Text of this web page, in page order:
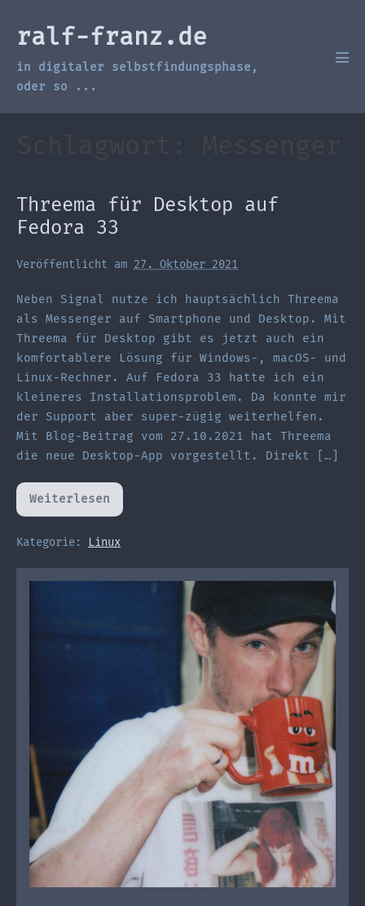
Inhalt
springen
ralf-franz.de
in digitaler selbstfindungsphase,
oder so ...
Threema für Desktop auf
Fedora 33
Veröffentlicht am 27. Oktober 2021
Neben Signal nutze ich hauptsächlich Threema
als Messenger auf Smartphone und Desktop. Mit
Threema für Desktop gibt es jetzt auch ein
komfortablere Lösung für Windows-, macOS- und
Linux-Rechner. Auf Fedora 33 hatte ich ein
kleineres Installationsproblem. Da konnte mir
der Support aber super-zügig weiterhelfen.
Mit Blog-Beitrag vom 27.10.2021 hat Threema
die neue Desktop-App vorgestellt. Direkt […]
Weiterlesen
Threema
für
auf
Fedora
Kategorie: Linux